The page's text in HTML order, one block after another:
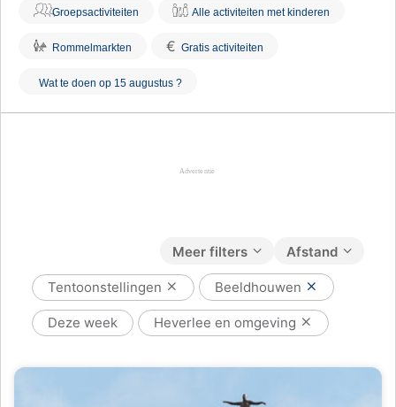
Groepsactiviteiten Alle activiteiten met kinderen
Rommelmarkten € Gratis activiteiten
Wat te doen op 15 augustus ?
Afstand
Meer filters
Tentoonstellingen Beeldhouwen
Deze week Heverlee en omgeving